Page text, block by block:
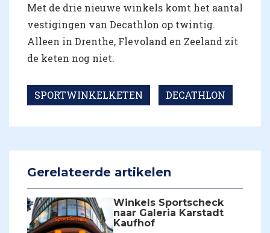
Met de drie nieuwe winkels komt het aantal
vestigingen van Decathlon op twintig.
Alleen in Drenthe, Flevoland en Zeeland zit
de keten nog niet.
SPORTWINKELKETEN DECATHLON
Gerelateerde artikelen
Winkels Sportscheck
naar Galeria Karstadt
Kaufhof